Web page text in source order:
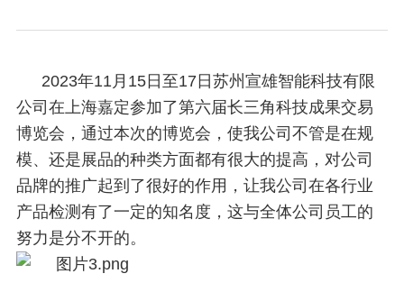
2023年11月15日至17日苏州宣雄智能科技有限
公司在上海嘉定参加了第六届长三角科技成果交易
博览会，通过本次的博览会，使我公司不管是在规
模、还是展品的种类方面都有很大的提高，对公司
品牌的推广起到了很好的作用，让我公司在各行业
产品检测有了一定的知名度，这与全体公司员工的
努力是分不开的。